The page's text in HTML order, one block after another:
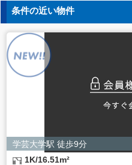
5. 個人情報の開示等の請
ご本人様は、当社に対して
用目的の通知、開示、内容
止または消去、第三者への
当社問合わせ窓口に申し出
社はお客様ご本人を確認さ
な間内に対応いたします。
【お問合せ窓口】
株式会社バレッグス 個人
受付時間：平日10：30～
条件の近い物件
学芸大学駅 徒歩9分
1K/16.51m²